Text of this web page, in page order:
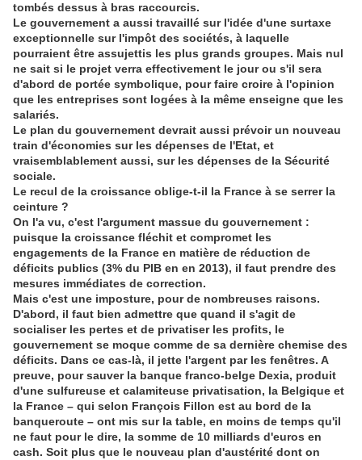
tombés dessus à bras raccourcis.
Le gouvernement a aussi travaillé sur l'idée d'une surtaxe
exceptionnelle sur l'impôt des sociétés, à laquelle
pourraient être assujettis les plus grands groupes. Mais nul
ne sait si le projet verra effectivement le jour ou s'il sera
d'abord de portée symbolique, pour faire croire à l'opinion
que les entreprises sont logées à la même enseigne que les
salariés.
Le plan du gouvernement devrait aussi prévoir un nouveau
train d'économies sur les dépenses de l'Etat, et
vraisemblablement aussi, sur les dépenses de la Sécurité
sociale.
Le recul de la croissance oblige-t-il la France à se serrer la
ceinture ?
On l'a vu, c'est l'argument massue du gouvernement :
puisque la croissance fléchit et compromet les
engagements de la France en matière de réduction de
déficits publics (3% du PIB en en 2013), il faut prendre des
mesures immédiates de correction.
Mais c'est une imposture, pour de nombreuses raisons.
D'abord, il faut bien admettre que quand il s'agit de
socialiser les pertes et de privatiser les profits, le
gouvernement se moque comme de sa dernière chemise des
déficits. Dans ce cas-là, il jette l'argent par les fenêtres. A
preuve, pour sauver la banque franco-belge Dexia, produit
d'une sulfureuse et calamiteuse privatisation, la Belgique et
la France – qui selon François Fillon est au bord de la
banqueroute – ont mis sur la table, en moins de temps qu'il
ne faut pour le dire, la somme de 10 milliards d'euros en
cash. Soit plus que le nouveau plan d'austérité dont on